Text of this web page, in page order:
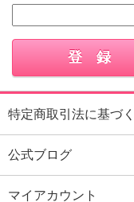
特定商取引法に基づ
公式ブログ
マイアカウント